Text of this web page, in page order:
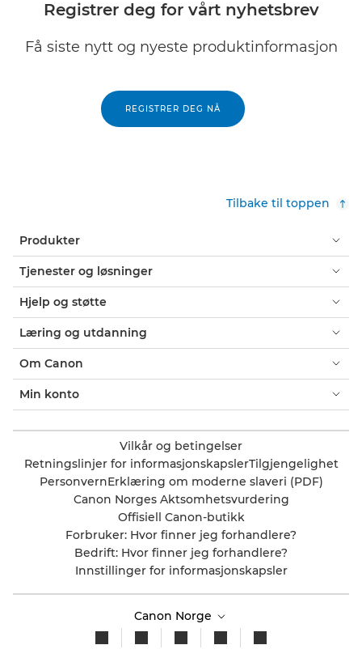
Registrer deg for vårt nyhetsbrev
Få siste nytt og nyeste produktinformasjon
REGISTRER DEG NÅ
Tilbake til toppen
Produkter
Tjenester og løsninger
Hjelp og støtte
Læring og utdanning
Om Canon
Min konto
Vilkår og betingelser
Retningslinjer for informasjonskapslerTilgjengelighet
PersonvernErklæring om moderne slaveri (PDF)
Canon Norges Aktsomhetsvurdering
Offisiell Canon-butikk
Forbruker: Hvor finner jeg forhandlere?
Bedrift: Hvor finner jeg forhandlere?
Innstillinger for informasjonskapsler
Canon Norge